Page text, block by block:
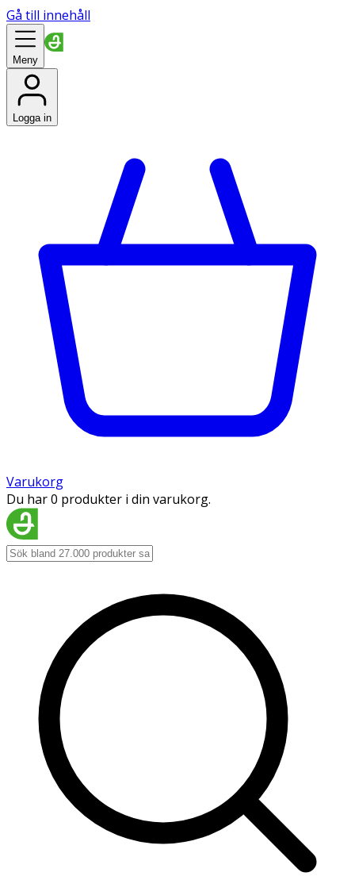
Gå till innehåll
Meny
Logga in
Varukorg
Du har 0 produkter i din varukorg.